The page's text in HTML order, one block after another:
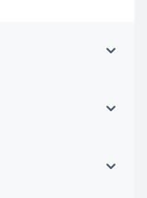
D23, D24, D365,